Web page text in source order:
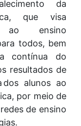
da
que visa
ensino
todos, bem
contínua do
resultados de
dos alunos ao
por meio de
de ensino